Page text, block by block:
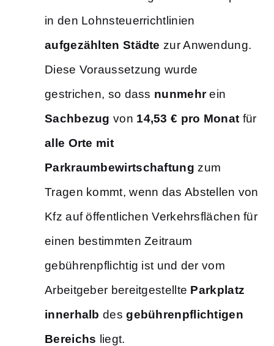
in den Lohnsteuerrichtlinien
aufgezählten Städte zur Anwendung.
Diese Voraussetzung wurde
gestrichen, so dass nunmehrein
Sachbezug von 14,53 € pro Monat für
alle Orte mit
Parkraumbewirtschaftung zum
Tragen kommt, wenn das Abstellen von
Kfz auf öffentlichen Verkehrsflächen für
einen bestimmten Zeitraum
gebührenpflichtig ist und der vom
Arbeitgeber bereitgestellte Parkplatz
innerhalb desgebührenpflichtigen
Bereichs liegt.